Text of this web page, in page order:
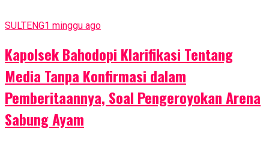
SULTENG1 minggu ago
Kapolsek Bahodopi Klarifikasi Tentang
Media Tanpa Konfirmasi dalam
Pemberitaannya, Soal Pengeroyokan Arena
Sabung Ayam